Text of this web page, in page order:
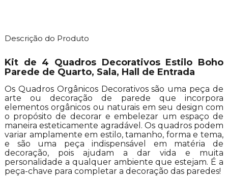
Descrição do Produto
Kit de 4 Quadros Decorativos Estilo Boho
Parede de Quarto, Sala, Hall de Entrada
Os Quadros Orgânicos Decorativos são uma peça de
arte ou decoração de parede que incorpora
elementos orgânicos ou naturais em seu design com
o propósito de decorar e embelezar um espaço de
maneira esteticamente agradável. Os quadros podem
variar amplamente em estilo, tamanho, forma e tema,
e são uma peça indispensável em matéria de
decoração, pois ajudam a dar vida e muita
personalidade a qualquer ambiente que estejam. É a
peça-chave para completar a decoração das paredes!